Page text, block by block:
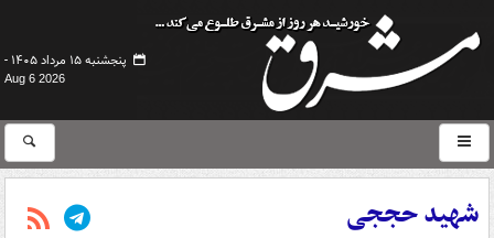
پنجشنبه ۱۵ مرداد ۱۴۰۵ -
Aug 6 2026
شهید حججی